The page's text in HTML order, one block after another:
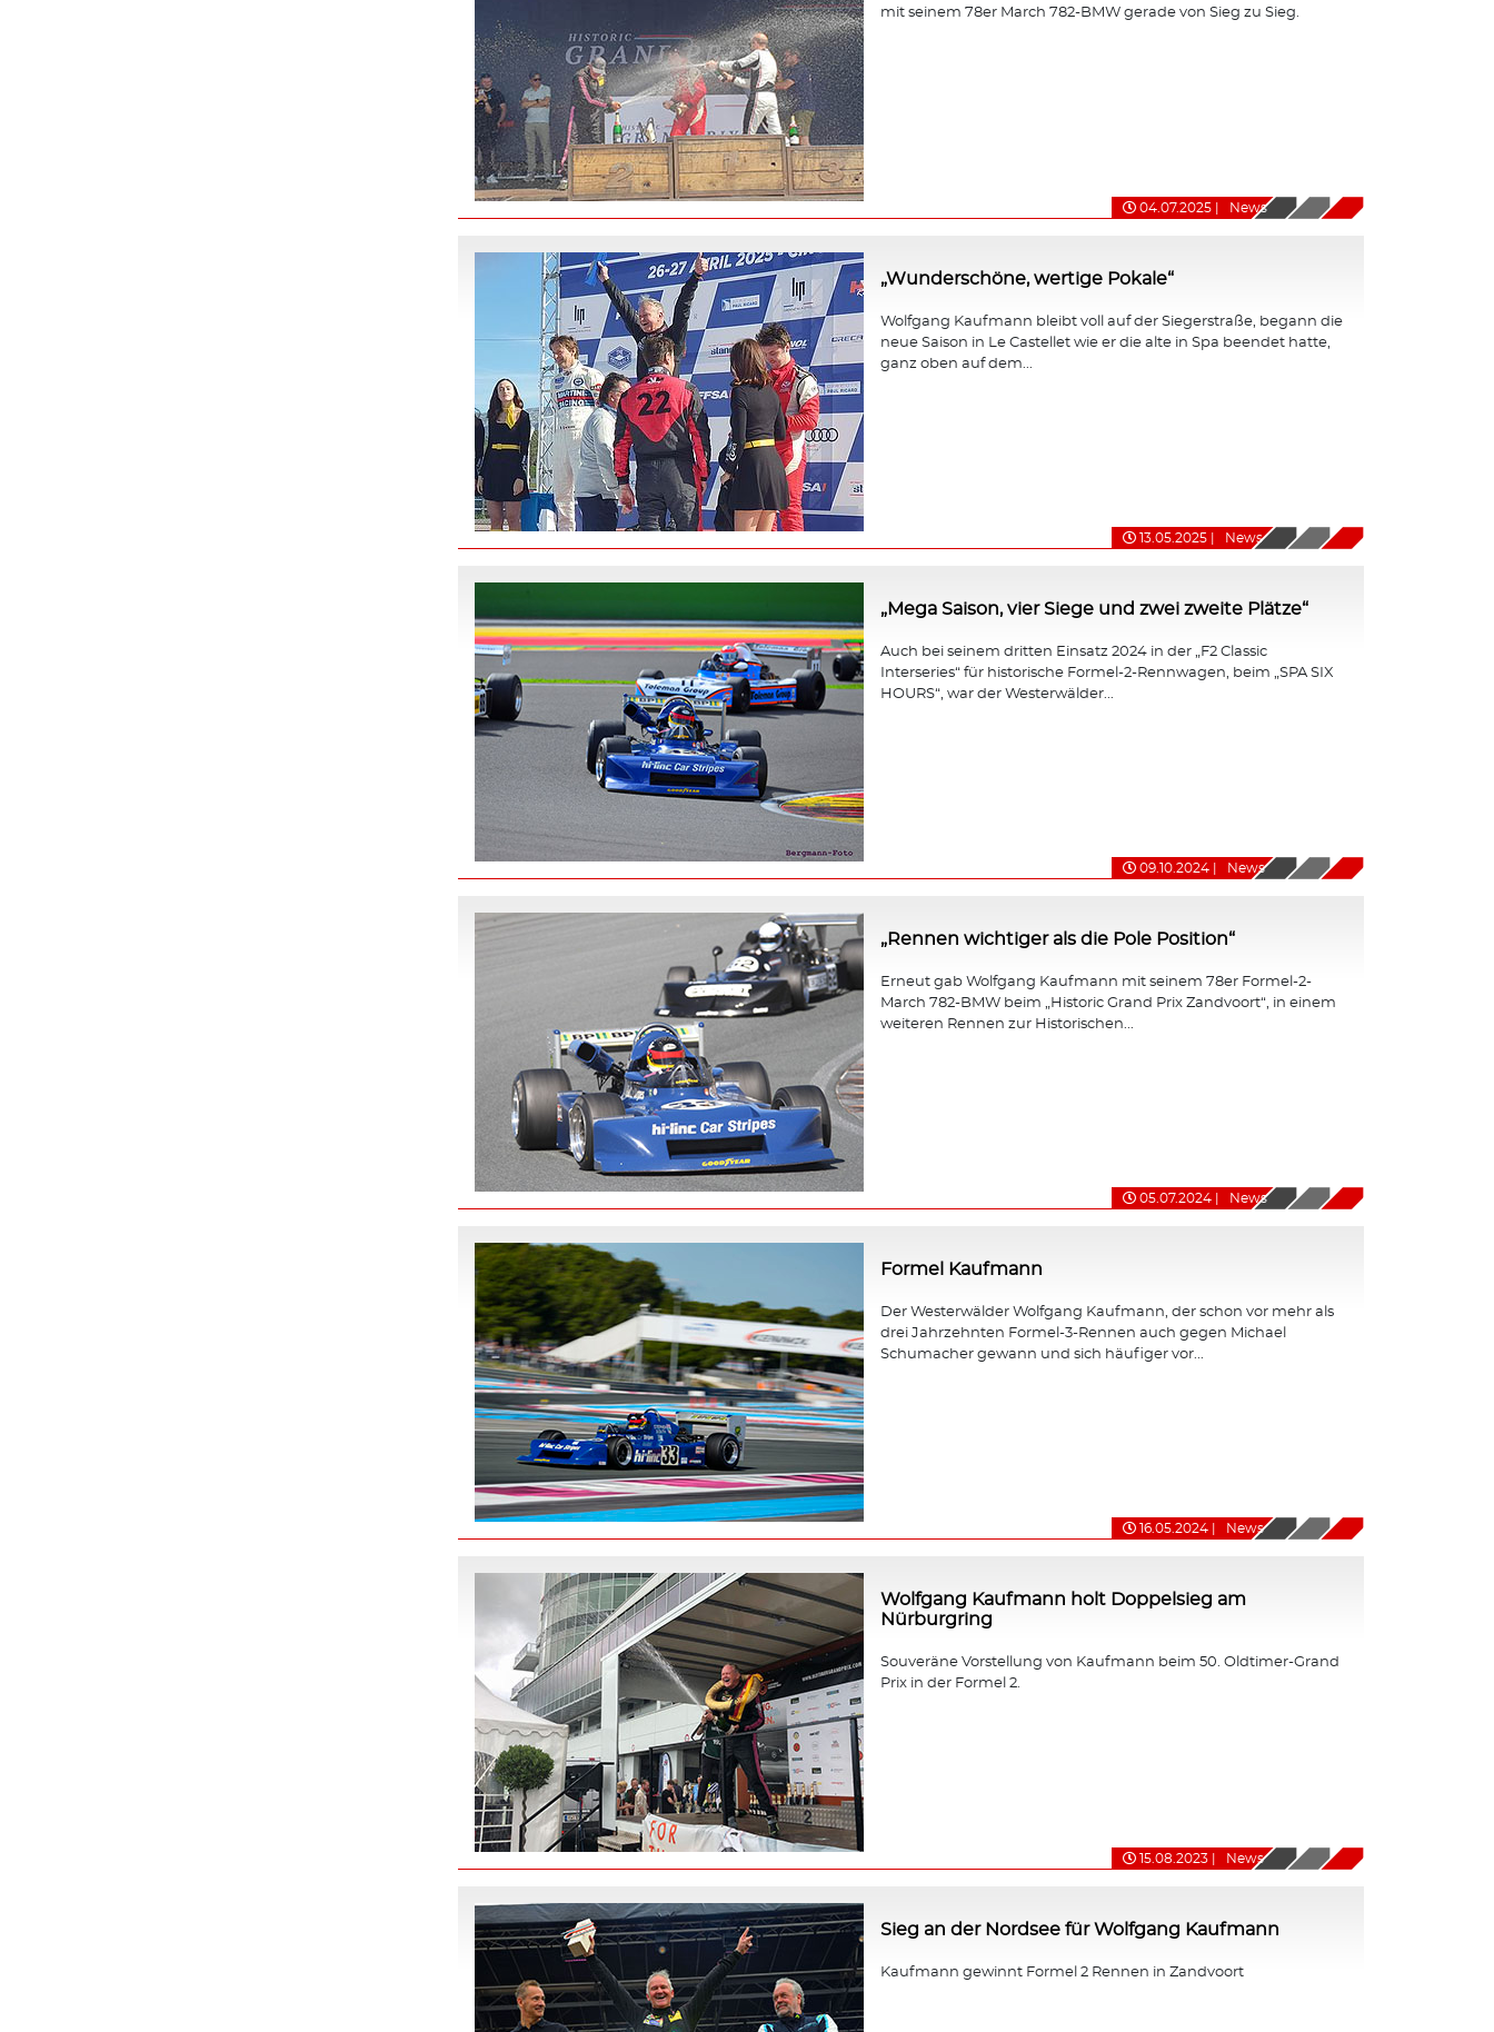
mit seinem 78er March 782-BMW gerade von Sieg zu Sieg.
04.07.2025 News
„Wunderschöne, wertige Pokale“
Wolfgang Kaufmann bleibt voll auf der Siegerstraße, begann die
neue Saison in Le Castellet wie er die alte in Spa beendet hatte,
ganz oben auf dem...
13.05.2025 News
„Mega Saison, vier Siege und zwei zweite Plätze“
Auch bei seinem dritten Einsatz 2024 in der „F2 Classic
Interseries“ für historische Formel-2-Rennwagen, beim „SPA SIX
HOURS“, war der Westerwälder...
09.10.2024 News
„Rennen wichtiger als die Pole Position“
Erneut gab Wolfgang Kaufmann mit seinem 78er Formel-2-
March 782-BMW beim „Historic Grand Prix Zandvoort“, in einem
weiteren Rennen zur Historischen...
05.07.2024 News
Formel Kaufmann
Der Westerwälder Wolfgang Kaufmann, der schon vor mehr als
drei Jahrzehnten Formel-3-Rennen auch gegen Michael
Schumacher gewann und sich häufiger vor...
16.05.2024 News
Wolfgang Kaufmann holt Doppelsieg am
Nürburgring
Souveräne Vorstellung von Kaufmann beim 50. Oldtimer-Grand
Prix in der Formel 2.
15.08.2023 News
Sieg an der Nordsee für Wolfgang Kaufmann
Kaufmann gewinnt Formel 2 Rennen in Zandvoort